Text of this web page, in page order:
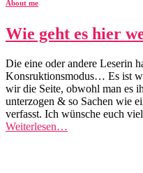
About me
Wie geht es hier
Die eine oder andere Leserin
Konsruktionsmodus… Es ist
wir die Seite, obwohl man es
unterzogen & so Sachen wie
verfasst. Ich wünsche euch
Weiterlesen…